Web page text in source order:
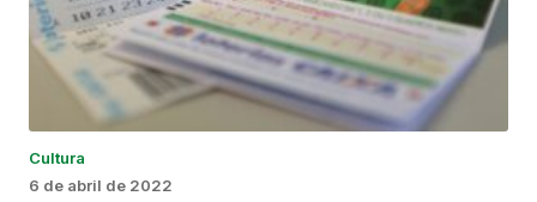
Cultura
6 de abril de 2022